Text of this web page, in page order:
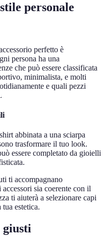
personale
perfetto è
persona ha una
che può essere classificata
minimalista, e molti
e quali pezzi
abbinata a una sciarpa
trasformare il tuo look.
essere completato da gioielli
ti accompagnano
sia coerente con il
ti aiuterà a selezionare capi
estetica.
giusti